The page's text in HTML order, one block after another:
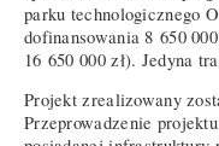
parku technologicznego
dofinansowania 8 650
16 650 000 zł). Jedyna
Projekt zrealizowany
Przeprowadzenie